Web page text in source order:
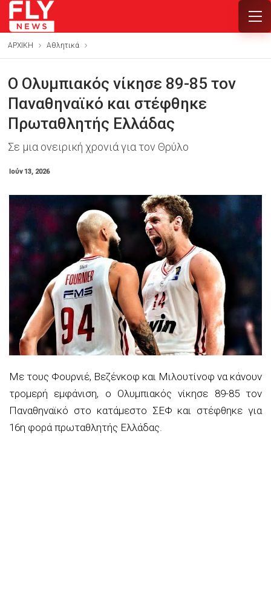
ΑΡΧΙΚΗ Αθλητικά
Ο Ολυμπιακός νίκησε 89-85 τον
Παναθηναϊκό και στέφθηκε
Πρωταθλητής Ελλάδας
Σε μια ονειρική χρονιά για τον Θρύλο
Ιούν 13, 2026
Με τους Φουρνιέ, Βεζένκοφ και Μιλουτίνοφ να κάνουν
τρομερή εμφάνιση, ο Ολυμπιακός νίκησε 89-85 τον
Παναθηναϊκό στο κατάμεστο ΣΕΦ και στέφθηκε για
16η φορά πρωταθλητής Ελλάδας.